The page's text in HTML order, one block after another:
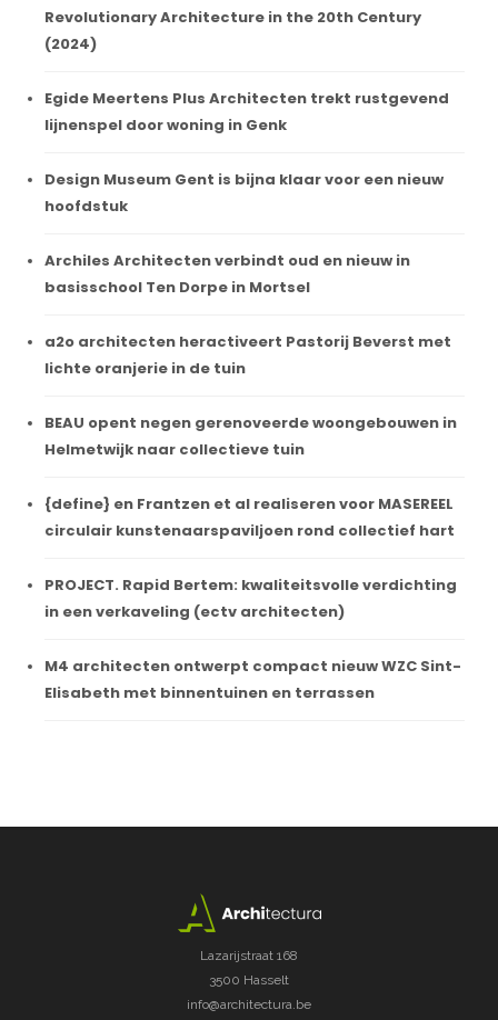
Revolutionary Architecture in the 20th Century
(2024)
Egide Meertens Plus Architecten trekt rustgevend
lijnenspel door woning in Genk
Design Museum Gent is bijna klaar voor een nieuw
hoofdstuk
Archiles Architecten verbindt oud en nieuw in
basisschool Ten Dorpe in Mortsel
a2o architecten heractiveert Pastorij Beverst met
lichte oranjerie in de tuin
BEAU opent negen gerenoveerde woongebouwen in
Helmetwijk naar collectieve tuin
{define} en Frantzen et al realiseren voor MASEREEL
circulair kunstenaarspaviljoen rond collectief hart
PROJECT. Rapid Bertem: kwaliteitsvolle verdichting
in een verkaveling (ectv architecten)
M4 architecten ontwerpt compact nieuw WZC Sint-
Elisabeth met binnentuinen en terrassen
Lazarijstraat 168
3500 Hasselt
info@architectura.be